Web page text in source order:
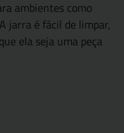
ambientes como
jarra é fácil de limpar,
ela seja uma peça